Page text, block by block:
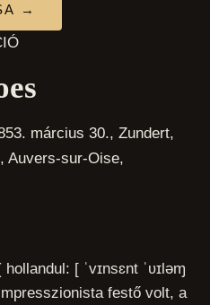
→
március 30., Zundert,
Auvers-sur-Oise,
[ ˈvɪnsɛnt ˈʋɪləɱ
festő volt, a